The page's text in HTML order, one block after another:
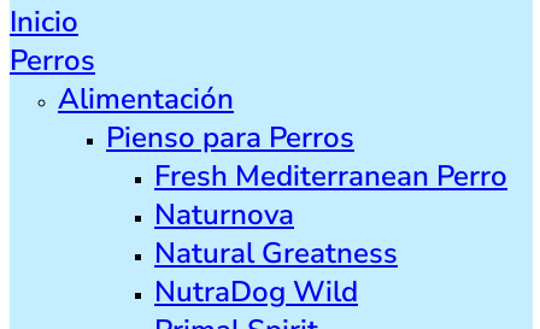
Inicio
Perros
Alimentación
Pienso para Perros
Fresh Mediterranean Perro
Naturnova
Natural Greatness
NutraDog Wild